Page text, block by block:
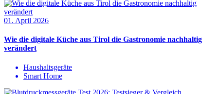
01. April 2026
Wie die digitale Küche aus Tirol die Gastronomie nachhaltig
verändert
Haushaltsgeräte
Smart Home